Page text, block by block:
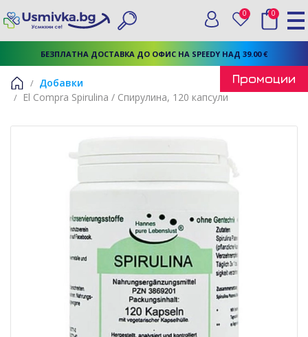
БЕЗПЛАТНА ДОСТАВКА ДО ОФИС НА SPEEDY НАД 39.00 €
Търси
Вход
0 Любими
0
Начало
Добавки
El Compra Spirulina / Спирулина, 120 капсули
Промоции